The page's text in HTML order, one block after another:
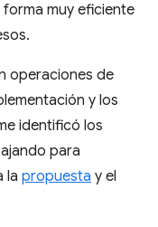
muy eficiente
operaciones de
y los
identificó los
para
la propuesta y el